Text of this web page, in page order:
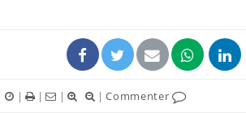
| | | | |Commenter
le coma pendant 42 jours